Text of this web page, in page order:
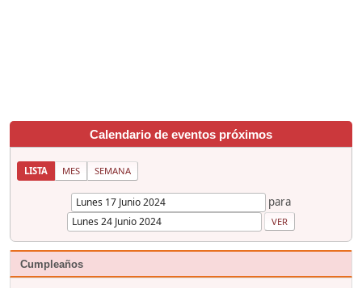
Calendario de eventos próximos
LISTA MES SEMANA
para
Cumpleaños